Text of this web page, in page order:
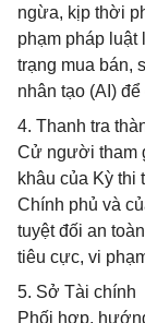
ngừa, kịp thời
phạm pháp luật
trạng mua bán,
nhân tạo (AI)
4. Thanh tra
Cử người tham
khâu của Kỳ thi
Chính phủ và
tuyệt đối an
tiêu cực, vi
5. Sở Tài chính
Phối hợp,